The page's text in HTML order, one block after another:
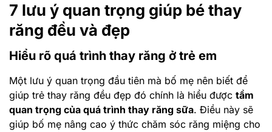
7 lưu ý quan trọng giúp bé thay
răng đều và đẹp
Hiểu rõ quá trình thay răng ở trẻ em
Một lưu ý quan trọng đầu tiên mà bố mẹ nên biết để
giúp trẻ thay răng đều đẹp đó chính là hiểu được tầm
quan trọng của quá trình thay răng sữa. Điều này sẽ
giúp bố mẹ nâng cao ý thức chăm sóc răng miệng cho